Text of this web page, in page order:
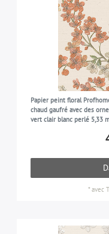
Papier peint floral
chaud gaufré avec des
vert clair blanc perlé 5,33
*avec